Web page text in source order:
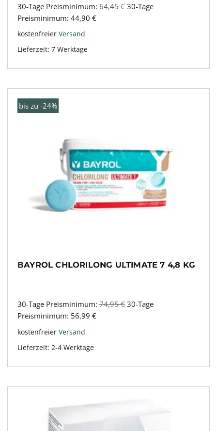
30-Tage Preisminimum: 64,45€ 30-Tage
Preisminimum: 44,90 €
kostenfreier Versand
Lieferzeit: 7 Werktage
bis zu -24%
BAYROL CHLORILONG ULTIMATE 7 4,8 KG
30-Tage Preisminimum: 74,95€ 30-Tage
Preisminimum: 56,99 €
kostenfreier Versand
Lieferzeit: 2-4 Werktage